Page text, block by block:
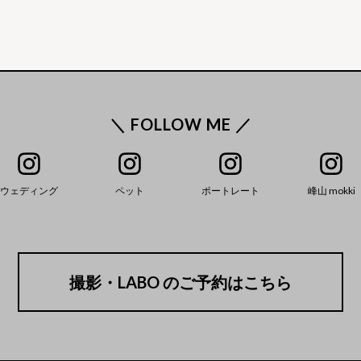
＼ FOLLOW ME ／
ウェディング ペット ポートレート 峰山 mokki
撮影・LABO のご予約はこちら